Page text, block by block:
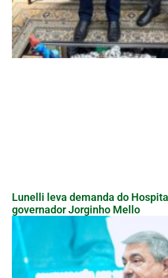
Lunelli leva demanda do
governador Jorginho Mello